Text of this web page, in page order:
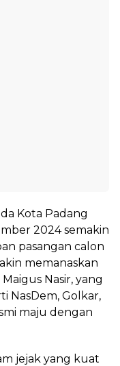
Kota Padang
2024 semakin
pasangan calon
memanaskan
Nasir, yang
NasDem, Golkar,
maju dengan
jejak yang kuat